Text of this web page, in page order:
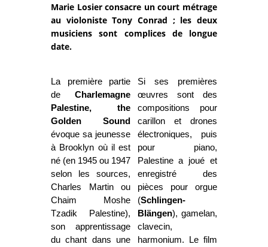
Marie Losier consacre un court métrage
au violoniste Tony Conrad ; les deux
musiciens sont complices de longue
date.
La première partie
deCharlemagne
Palestine, the
Golden Sound
évoque sa jeunesse
à Brooklyn où il est
né (en 1945 ou 1947
selon les sources,
Charles Martin ou
Chaim Moshe
Tzadik Palestine),
son apprentissage
du chant dans une
Si ses premières
œuvres sont des
compositions pour
carillon et drones
électroniques, puis
pour piano,
Palestine a joué et
enregistré des
pièces pour orgue
(Schlingen-
Blängen), gamelan,
clavecin,
harmonium. Le film